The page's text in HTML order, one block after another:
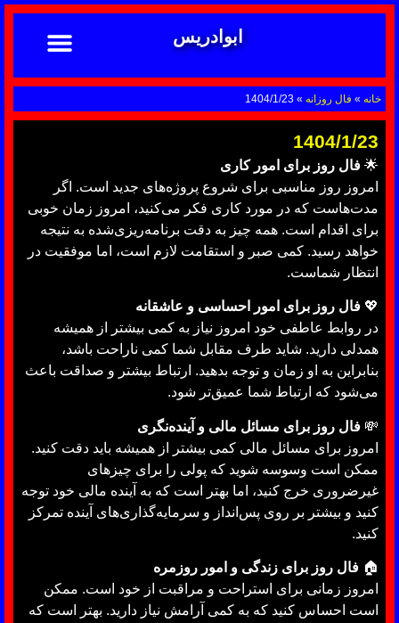
ابوادریس
خانه » فال روزانه »
1404/1/23
1404/1/23
🌟 فال روز برای امور کاری
امروز روز مناسبی برای شروع پروژه‌های جدید است. اگر
مدت‌هاست که در مورد کاری فکر می‌کنید، امروز زمان خوبی
برای اقدام است. همه چیز به دقت برنامه‌ریزی‌شده به نتیجه
خواهد رسید. کمی صبر و استقامت لازم است، اما موفقیت در
انتظار شماست.
💖 فال روز برای امور احساسی و عاشقانه
در روابط عاطفی خود امروز نیاز به کمی بیشتر از همیشه
همدلی دارید. شاید طرف مقابل شما کمی ناراحت باشد،
بنابراین به او زمان و توجه بدهید. ارتباط بیشتر و صداقت باعث
می‌شود که ارتباط شما عمیق‌تر شود.
💸 فال روز برای مسائل مالی و آینده‌نگری
امروز برای مسائل مالی کمی بیشتر از همیشه باید دقت کنید.
ممکن است وسوسه شوید که پولی را برای چیزهای
غیرضروری خرج کنید، اما بهتر است که به آینده مالی خود توجه
کنید و بیشتر بر روی پس‌انداز و سرمایه‌گذاری‌های آینده تمرکز
کنید.
🏠 فال روز برای زندگی و امور روزمره
امروز زمانی برای استراحت و مراقبت از خود است. ممکن
است احساس کنید که به کمی آرامش نیاز دارید. بهتر است که